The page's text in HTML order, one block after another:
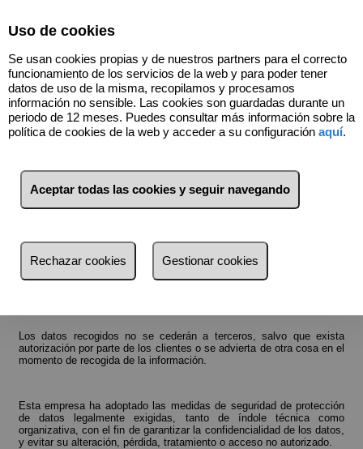
Esta empresa lleva a cabo una política de protección de datos,
conforme a lo establecido en la Ley Orgánica 15/1999, de 13 de
Diciembre, de Protección de Datos de Carácter Personal.
Por dicho motivo, los datos personales recabados como
consecuencia de alguno de los servicios ofertados, serán incluidos
en alguno de los ficheros de datos de carácter personal, inscritos en
Los datos recogidos no se cederán a terceros, salvo que exista
autorización por parte de los clientes o se advierta de otra cosa en el
momento de recogida de la información.
Esta empresa ha adoptado las medidas de seguridad de protección
de datos legalmente exigidas, tanto de índole técnica como
organizativa, con el fin de garantizar la confidencialidad de los datos,
y evitar su alteración, pérdida, tratamiento o acceso no autorizado.
Uso de cookies
Se usan cookies propias y de nuestros partners para el correcto
funcionamiento de los servicios de la web y para poder tener
datos de uso de la misma, recopilamos y procesamos
información no sensible. Las cookies son guardadas durante un
periodo de 12 meses. Puedes consultar más información sobre la
política de cookies de la web y acceder a su configuración aquí.
Aceptar todas las cookies y seguir navegando
Rechazar cookies Gestionar cookies